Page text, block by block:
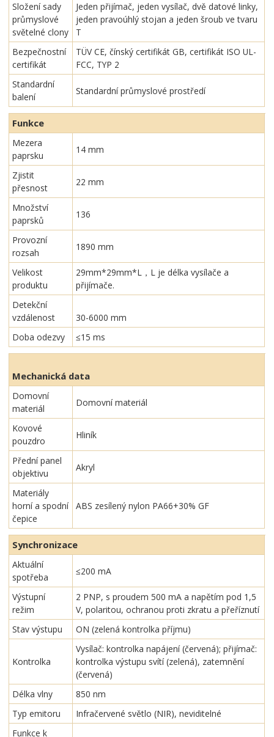
Složení sady
průmyslové
světelné clony
Jeden přijímač, jeden vysílač, dvě datové linky,
jeden pravoúhlý stojan a jeden šroub ve tvaru
T
Bezpečnostní
certifikát
TÜV CE, čínský certifikát GB, certifikát ISO UL-
FCC, TYP 2
Standardní
balení
Standardní průmyslové prostředí
Funkce
Mezera
paprsku
14 mm
Zjistit
přesnost
22 mm
Množství
paprsků
136
Provozní
rozsah
1890 mm
Velikost
produktu
29mm*29mm*L，L je délka vysílače a
přijímače.
Detekční
vzdálenost
30-6000 mm
Doba odezvy
≤15 ms
Mechanická data
Domovní
materiál
Domovní materiál
Kovové
pouzdro
Hliník
Přední panel
objektivu
Akryl
Materiály
horní a spodní
čepice
ABS zesílený nylon PA66+30% GF
Synchronizace
Aktuální
spotřeba
≤200 mA
Výstupní
režim
2 PNP, s proudem 500 mA a napětím pod 1,5
V, polaritou, ochranou proti zkratu a přeříznutí
Stav výstupu
ON (zelená kontrolka příjmu)
Kontrolka
Vysílač: kontrolka napájení (červená); přijímač:
kontrolka výstupu svítí (zelená), zatemnění
(červená)
Délka vlny
850 nm
Typ emitoru
Infračervené světlo (NIR), neviditelné
Funkce k